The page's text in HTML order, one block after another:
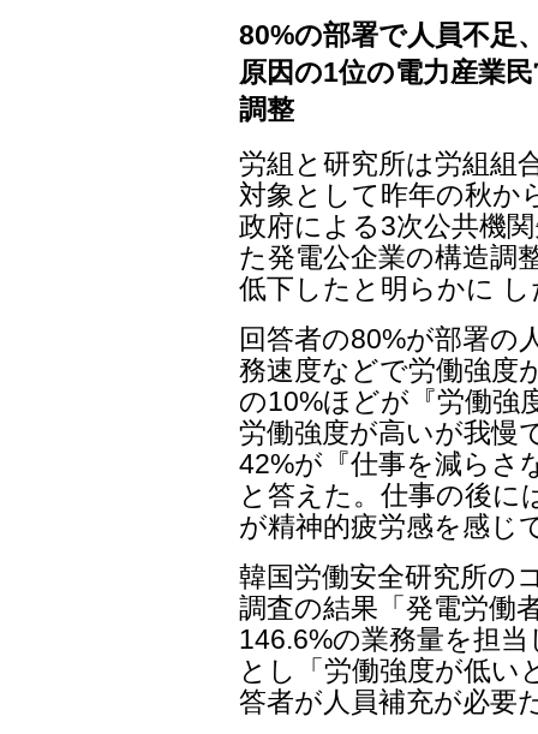
80%の部署で人員不足
原因の1位の電力産業
調整
労組と研究所は労組組
対象として昨年の秋か
政府による3次公共機
た発電公企業の構造調
低下したと明らかに し
回答者の80%が部署の
務速度などで労働強度
の10%ほどが『労働強
労働強度が高いが我慢
42%が『仕事を減らさ
と答えた。仕事の後に
が精神的疲労感を感じ
韓国労働安全研究所の
調査の結果「発電労働
146.6%の業務量を担
とし「労働強度が低い
答者が人員補充が必要